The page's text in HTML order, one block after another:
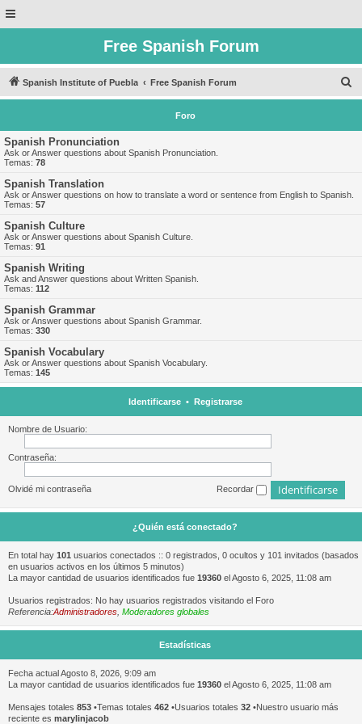
Free Spanish Forum
Spanish Institute of Puebla Free Spanish Forum
u
Foro
Spanish Pronunciation
Ask or Answer questions about Spanish Pronunciation.
Temas: 78
Spanish Translation
Ask or Answer questions on how to translate a word or sentence from English to Spanish.
Temas: 57
Spanish Culture
Ask or Answer questions about Spanish Culture.
Temas: 91
Spanish Writing
Ask and Answer questions about Written Spanish.
Temas: 112
Spanish Grammar
Ask or Answer questions about Spanish Grammar.
Temas: 330
Spanish Vocabulary
Ask or Answer questions about Spanish Vocabulary.
Temas: 145
Identificarse• Registrarse
Nombre de Usuario:
Contraseña:
Olvidé mi contraseña Recordar
¿Quién está conectado?
En total hay 101 usuarios conectados :: 0 registrados, 0 ocultos y 101 invitados (basados
en usuarios activos en los últimos 5 minutos)
La mayor cantidad de usuarios identificados fue 19360 el Agosto 6, 2025, 11:08 am
Usuarios registrados: No hay usuarios registrados visitando el Foro
Referencia:Administradores Moderadores globales
Estadísticas
Fecha actual Agosto 8, 2026, 9:09 am
La mayor cantidad de usuarios identificados fue 19360 el Agosto 6, 2025, 11:08 am
Mensajes totales 853 •Temas totales 462 •Usuarios totales 32 •Nuestro usuario más
reciente es marylinjacob